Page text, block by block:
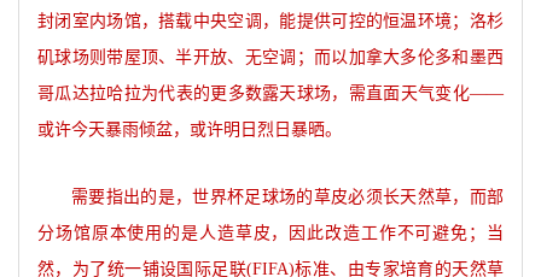
封闭室内场馆，搭载中央空调，能提供可控的恒温环境；洛杉
矶球场则带屋顶、半开放、无空调；而以加拿大多伦多和墨西
哥瓜达拉哈拉为代表的更多数露天球场，需直面天气变化——
或许今天暴雨倾盆，或许明日烈日暴晒。
需要指出的是，世界杯足球场的草皮必须长天然草，而部
分场馆原本使用的是人造草皮，因此改造工作不可避免；当
然，为了统一铺设国际足联(FIFA)标准、由专家培育的天然草